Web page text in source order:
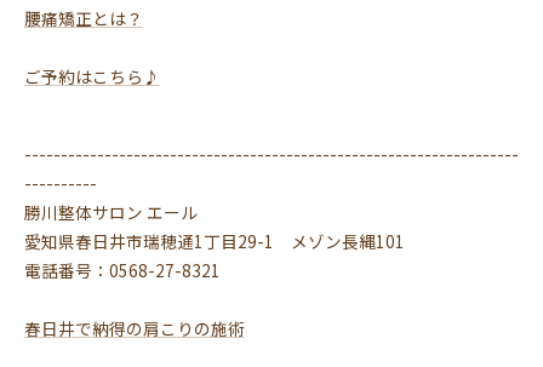
腰痛矯正とは？
ご予約はこちら♪
--------------------------------------------------------------------
----------
勝川整体サロン エール
愛知県春日井市瑞穂通1丁目29-1 メゾン長縄101
電話番号：0568-27-8321
春日井で納得の肩こりの施術